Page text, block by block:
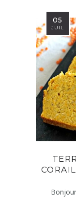
05
JUIL